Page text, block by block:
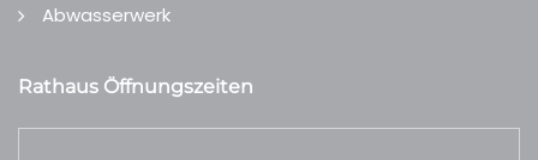
Abwasserwerk
Rathaus Öffnungszeiten